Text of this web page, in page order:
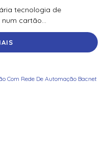
tecnologia de
cartão...